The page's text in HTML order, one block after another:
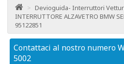
> Devioguida- Interruttori
INTERRUTTORE ALZAVETRO BMW
95122851
Contattaci al nostro numero
5002